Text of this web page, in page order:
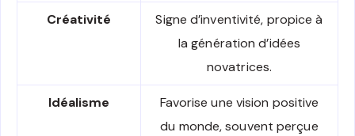
Créativité
Signe d’inventivité, propice à
la génération d’idées
novatrices.
Idéalisme
Favorise une vision positive
du monde, souvent perçue